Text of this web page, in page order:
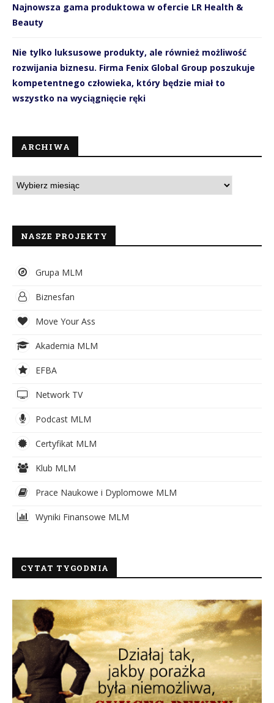
Najnowsza gama produktowa w ofercie LR Health &
Beauty
Nie tylko luksusowe produkty, ale również możliwość
rozwijania biznesu. Firma Fenix Global Group poszukuje
kompetentnego człowieka, który będzie miał to
wszystko na wyciągnięcie ręki
ARCHIWA
NASZE PROJEKTY
Grupa MLM
Biznesfan
Move Your Ass
Akademia MLM
EFBA
Network TV
Podcast MLM
Certyfikat MLM
Klub MLM
Prace Naukowe i Dyplomowe MLM
Wyniki Finansowe MLM
CYTAT TYGODNIA